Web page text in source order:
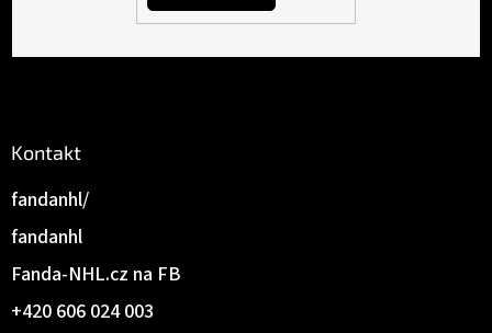
Kontakt
+420 606 024 003
Fanda-NHL.cz na FB
fandanhl
fandanhl/